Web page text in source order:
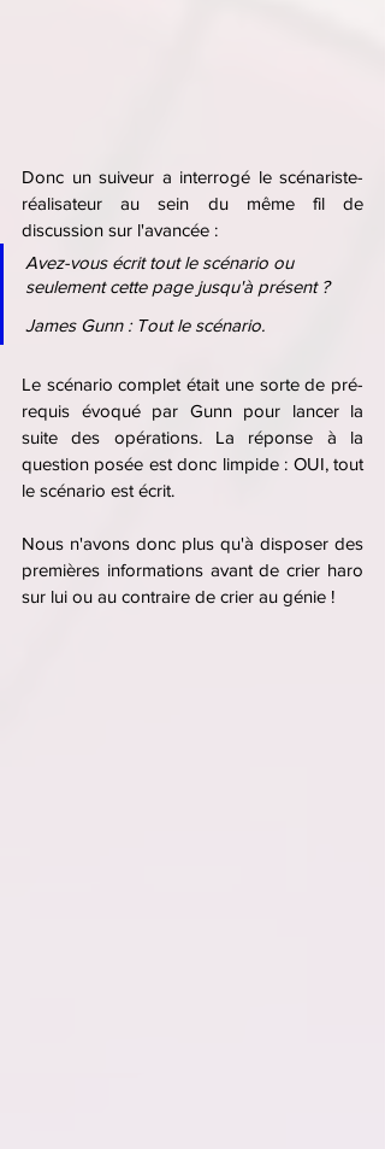
Donc un suiveur a interrogé le scénariste-
réalisateur au sein du même fil de
discussion sur l'avancée :
Avez-vous écrit tout le scénario ou
seulement cette page jusqu'à présent ?
James Gunn : Tout le scénario.
Le scénario complet était une sorte de pré-
requis évoqué par Gunn pour lancer la
suite des opérations. La réponse à la
question posée est donc limpide : OUI, tout
le scénario est écrit.
Nous n'avons donc plus qu'à disposer des
premières informations avant de crier haro
sur lui ou au contraire de crier au génie !